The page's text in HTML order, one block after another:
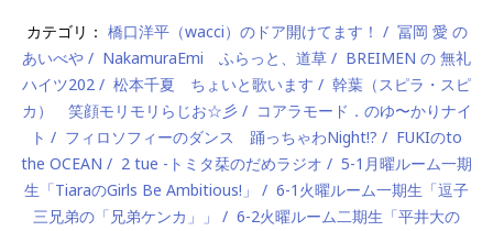
カテゴリ： 橋口洋平（wacci）のドア開けてます！
冨岡 愛 の
あいべや
NakamuraEmi ふらっと、道草
BREIMEN の 無礼
ハイツ202
松本千夏 ちょいと歌います
幹葉（スピラ・スピ
カ） 笑顔モリモリらじお☆彡
コアラモード．のゆ〜かりナイ
ト
フィロソフィーのダンス 踊っちゃわNight!?
FUKIのto
the OCEAN
2 tue -トミタ栞のだめラジオ
5-1月曜ルーム一期
生「TiaraのGirls Be Ambitious!」
6-1火曜ルーム一期生「逗子
三兄弟の「兄弟ケンカ」」
6-2火曜ルーム二期生「平井大の